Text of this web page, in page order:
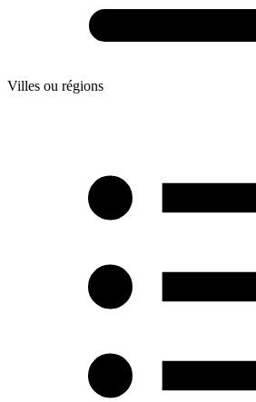
Villes ou régions